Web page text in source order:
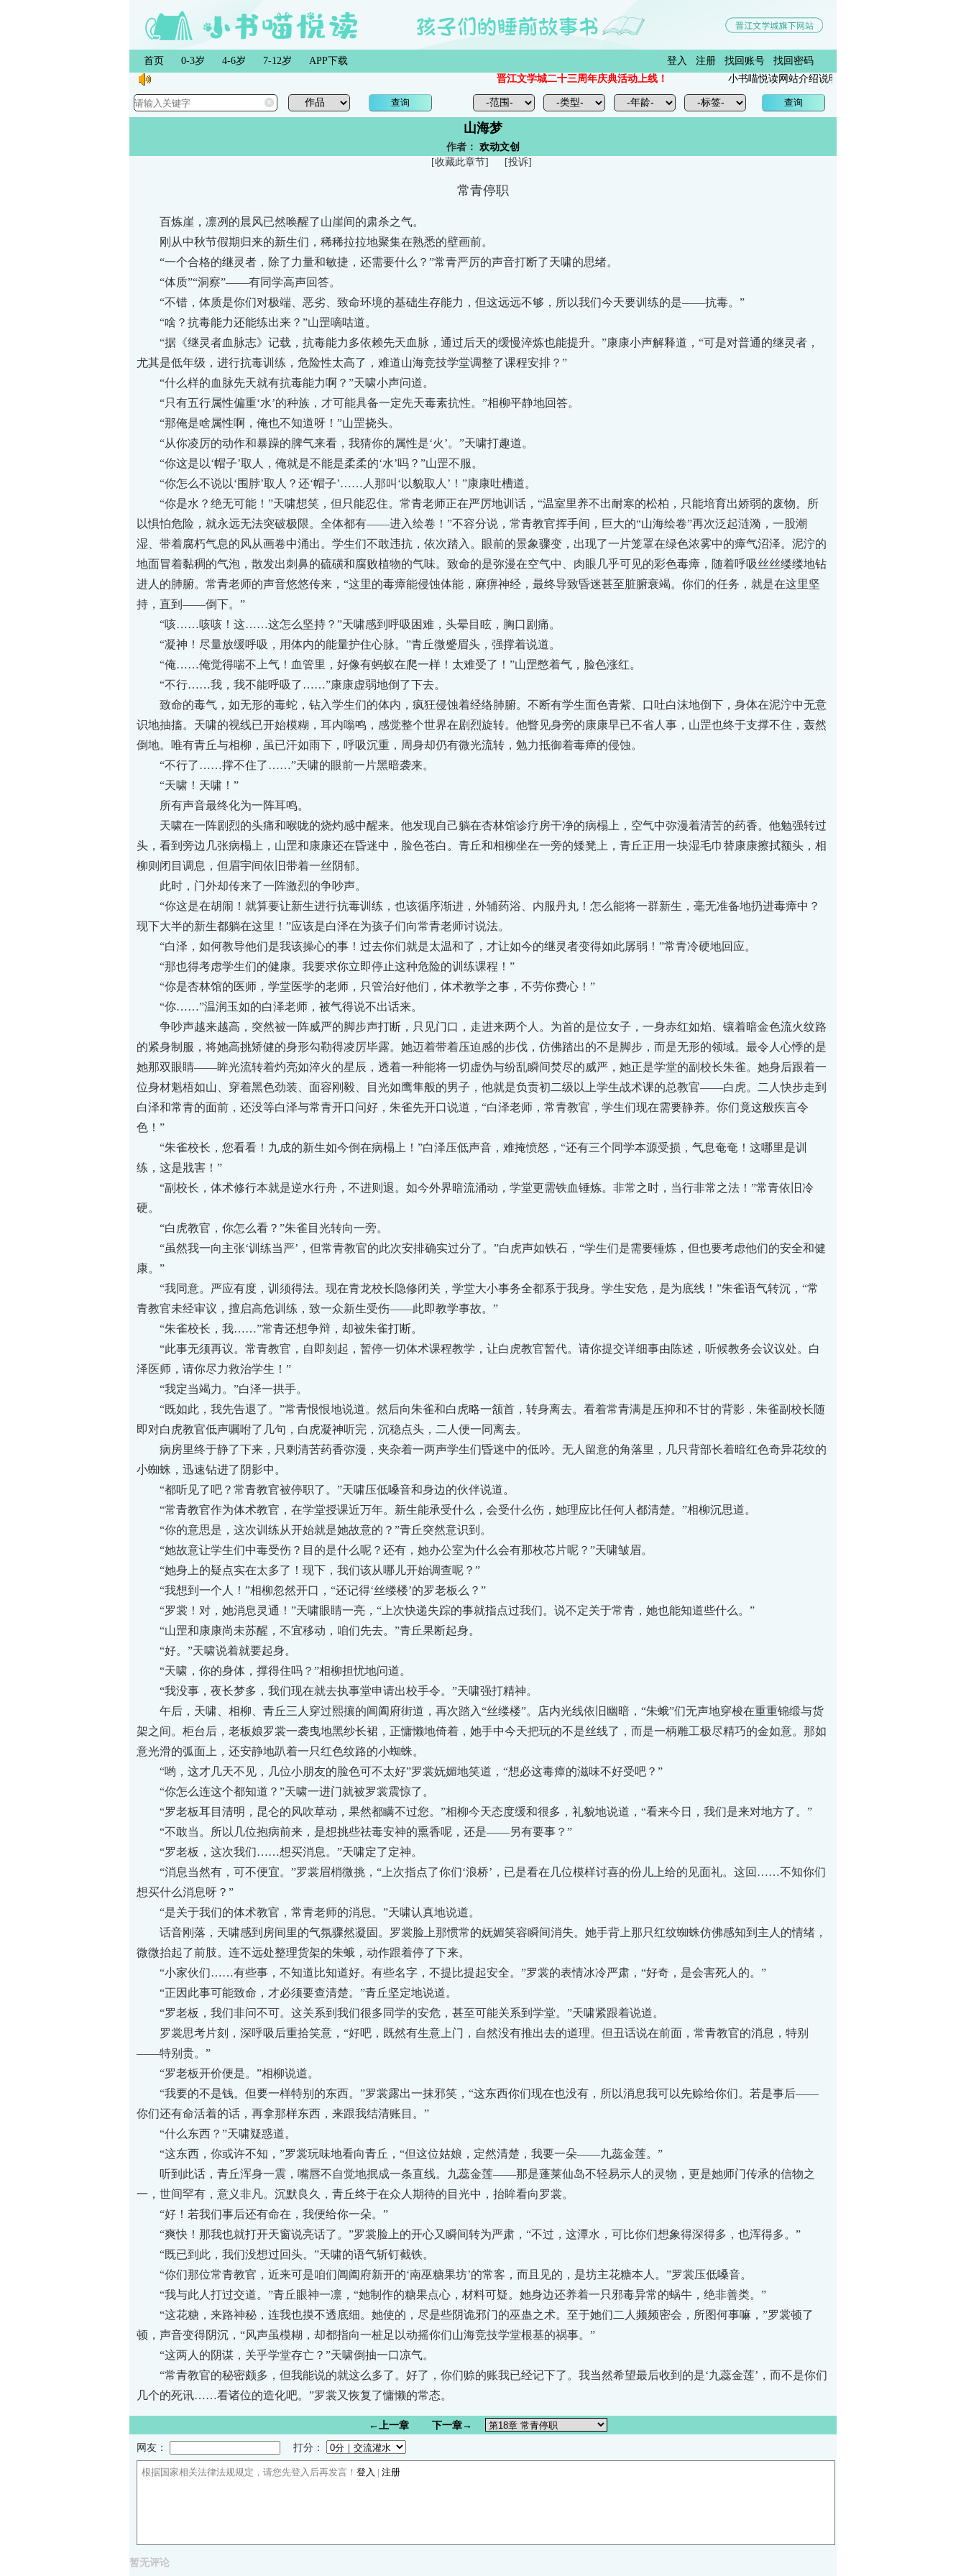
首页 0-3岁 4-6岁 7-12岁 APP下载 登入 注册 找回账号
找回密码
晋江文学城二十三周年庆典活动上线！
小书喵悦读网站介绍说明
山海梦
作者： 欢动文创
[收藏此章节] [投诉]
常青停职
百炼崖，凛冽的晨风已然唤醒了山崖间的肃杀之气。
刚从中秋节假期归来的新生们，稀稀拉拉地聚集在熟悉的壁画前。
“一个合格的继灵者，除了力量和敏捷，还需要什么？”常青严厉的声音打断了天啸的思绪。
“体质”“洞察”——有同学高声回答。
“不错，体质是你们对极端、恶劣、致命环境的基础生存能力，但这远远不够，所以我们今天要训练的是——抗毒。”
“啥？抗毒能力还能练出来？”山罡嘀咕道。
“据《继灵者血脉志》记载，抗毒能力多依赖先天血脉，通过后天的缓慢淬炼也能提升。”康康小声解释道，“可是对普通的继灵者，
尤其是低年级，进行抗毒训练，危险性太高了，难道山海竞技学堂调整了课程安排？”
“什么样的血脉先天就有抗毒能力啊？”天啸小声问道。
“只有五行属性偏重‘水’的种族，才可能具备一定先天毒素抗性。”相柳平静地回答。
“那俺是啥属性啊，俺也不知道呀！”山罡挠头。
“从你凌厉的动作和暴躁的脾气来看，我猜你的属性是‘火’。”天啸打趣道。
“你这是以‘帽子’取人，俺就是不能是柔柔的‘水’吗？”山罡不服。
“你怎么不说以‘围脖’取人？还‘帽子’……人那叫‘以貌取人’！”康康吐槽道。
“你是水？绝无可能！”天啸想笑，但只能忍住。常青老师正在严厉地训话，“温室里养不出耐寒的松柏，只能培育出娇弱的废物。所
以惧怕危险，就永远无法突破极限。全体都有——进入绘卷！”不容分说，常青教官挥手间，巨大的“山海绘卷”再次泛起涟漪，一股潮
湿、带着腐朽气息的风从画卷中涌出。学生们不敢违抗，依次踏入。眼前的景象骤变，出现了一片笼罩在绿色浓雾中的瘴气沼泽。泥泞的
地面冒着黏稠的气泡，散发出刺鼻的硫磺和腐败植物的气味。致命的是弥漫在空气中、肉眼几乎可见的彩色毒瘴，随着呼吸丝丝缕缕地钻
进人的肺腑。常青老师的声音悠悠传来，“这里的毒瘴能侵蚀体能，麻痹神经，最终导致昏迷甚至脏腑衰竭。你们的任务，就是在这里坚
持，直到——倒下。”
“咳……咳咳！这……这怎么坚持？”天啸感到呼吸困难，头晕目眩，胸口剧痛。
“凝神！尽量放缓呼吸，用体内的能量护住心脉。”青丘微蹙眉头，强撑着说道。
“俺……俺觉得喘不上气！血管里，好像有蚂蚁在爬一样！太难受了！”山罡憋着气，脸色涨红。
“不行……我，我不能呼吸了……”康康虚弱地倒了下去。
致命的毒气，如无形的毒蛇，钻入学生们的体内，疯狂侵蚀着经络肺腑。不断有学生面色青紫、口吐白沫地倒下，身体在泥泞中无意
识地抽搐。天啸的视线已开始模糊，耳内嗡鸣，感觉整个世界在剧烈旋转。他瞥见身旁的康康早已不省人事，山罡也终于支撑不住，轰然
倒地。唯有青丘与相柳，虽已汗如雨下，呼吸沉重，周身却仍有微光流转，勉力抵御着毒瘴的侵蚀。
“不行了……撑不住了……”天啸的眼前一片黑暗袭来。
“天啸！天啸！”
所有声音最终化为一阵耳鸣。
天啸在一阵剧烈的头痛和喉咙的烧灼感中醒来。他发现自己躺在杏林馆诊疗房干净的病榻上，空气中弥漫着清苦的药香。他勉强转过
头，看到旁边几张病榻上，山罡和康康还在昏迷中，脸色苍白。青丘和相柳坐在一旁的矮凳上，青丘正用一块湿毛巾替康康擦拭额头，相
柳则闭目调息，但眉宇间依旧带着一丝阴郁。
此时，门外却传来了一阵激烈的争吵声。
“你这是在胡闹！就算要让新生进行抗毒训练，也该循序渐进，外辅药浴、内服丹丸！怎么能将一群新生，毫无准备地扔进毒瘴中？
现下大半的新生都躺在这里！”应该是白泽在为孩子们向常青老师讨说法。
“白泽，如何教导他们是我该操心的事！过去你们就是太温和了，才让如今的继灵者变得如此孱弱！”常青冷硬地回应。
“那也得考虑学生们的健康。我要求你立即停止这种危险的训练课程！”
“你是杏林馆的医师，学堂医学的老师，只管治好他们，体术教学之事，不劳你费心！”
“你……”温润玉如的白泽老师，被气得说不出话来。
争吵声越来越高，突然被一阵威严的脚步声打断，只见门口，走进来两个人。为首的是位女子，一身赤红如焰、镶着暗金色流火纹路
的紧身制服，将她高挑矫健的身形勾勒得凌厉毕露。她迈着带着压迫感的步伐，仿佛踏出的不是脚步，而是无形的领域。最令人心悸的是
她那双眼睛——眸光流转着灼亮如淬火的星辰，透着一种能将一切虚伪与纷乱瞬间焚尽的威严，她正是学堂的副校长朱雀。她身后跟着一
位身材魁梧如山、穿着黑色劲装、面容刚毅、目光如鹰隼般的男子，他就是负责初二级以上学生战术课的总教官——白虎。二人快步走到
白泽和常青的面前，还没等白泽与常青开口问好，朱雀先开口说道，“白泽老师，常青教官，学生们现在需要静养。你们竟这般疾言令
色！”
“朱雀校长，您看看！九成的新生如今倒在病榻上！”白泽压低声音，难掩愤怒，“还有三个同学本源受损，气息奄奄！这哪里是训
练，这是戕害！”
“副校长，体术修行本就是逆水行舟，不进则退。如今外界暗流涌动，学堂更需铁血锤炼。非常之时，当行非常之法！”常青依旧冷
硬。
“白虎教官，你怎么看？”朱雀目光转向一旁。
“虽然我一向主张‘训练当严’，但常青教官的此次安排确实过分了。”白虎声如铁石，“学生们是需要锤炼，但也要考虑他们的安全和健
康。”
“我同意。严应有度，训须得法。现在青龙校长隐修闭关，学堂大小事务全都系于我身。学生安危，是为底线！”朱雀语气转沉，“常
青教官未经审议，擅启高危训练，致一众新生受伤——此即教学事故。”
“朱雀校长，我……”常青还想争辩，却被朱雀打断。
“此事无须再议。常青教官，自即刻起，暂停一切体术课程教学，让白虎教官暂代。请你提交详细事由陈述，听候教务会议议处。白
泽医师，请你尽力救治学生！”
“我定当竭力。”白泽一拱手。
“既如此，我先告退了。”常青恨恨地说道。然后向朱雀和白虎略一颔首，转身离去。看着常青满是压抑和不甘的背影，朱雀副校长随
即对白虎教官低声嘱咐了几句，白虎凝神听完，沉稳点头，二人便一同离去。
病房里终于静了下来，只剩清苦药香弥漫，夹杂着一两声学生们昏迷中的低吟。无人留意的角落里，几只背部长着暗红色奇异花纹的
小蜘蛛，迅速钻进了阴影中。
“都听见了吧？常青教官被停职了。”天啸压低嗓音和身边的伙伴说道。
“常青教官作为体术教官，在学堂授课近万年。新生能承受什么，会受什么伤，她理应比任何人都清楚。”相柳沉思道。
“你的意思是，这次训练从开始就是她故意的？”青丘突然意识到。
“她故意让学生们中毒受伤？目的是什么呢？还有，她办公室为什么会有那枚芯片呢？”天啸皱眉。
“她身上的疑点实在太多了！现下，我们该从哪儿开始调查呢？”
“我想到一个人！”相柳忽然开口，“还记得‘丝缕楼’的罗老板么？”
“罗裳！对，她消息灵通！”天啸眼睛一亮，“上次快递失踪的事就指点过我们。说不定关于常青，她也能知道些什么。”
“山罡和康康尚未苏醒，不宜移动，咱们先去。”青丘果断起身。
“好。”天啸说着就要起身。
“天啸，你的身体，撑得住吗？”相柳担忧地问道。
“我没事，夜长梦多，我们现在就去执事堂申请出校手令。”天啸强打精神。
午后，天啸、相柳、青丘三人穿过熙攘的阊阖府街道，再次踏入“丝缕楼”。店内光线依旧幽暗，“朱蛾”们无声地穿梭在重重锦缎与货
架之间。柜台后，老板娘罗裳一袭曳地黑纱长裙，正慵懒地倚着，她手中今天把玩的不是丝线了，而是一柄雕工极尽精巧的金如意。那如
意光滑的弧面上，还安静地趴着一只红色纹路的小蜘蛛。
“哟，这才几天不见，几位小朋友的脸色可不太好”罗裳妩媚地笑道，“想必这毒瘴的滋味不好受吧？”
“你怎么连这个都知道？”天啸一进门就被罗裳震惊了。
“罗老板耳目清明，昆仑的风吹草动，果然都瞒不过您。”相柳今天态度缓和很多，礼貌地说道，“看来今日，我们是来对地方了。”
“不敢当。所以几位抱病前来，是想挑些祛毒安神的熏香呢，还是——另有要事？”
“罗老板，这次我们……想买消息。”天啸定了定神。
“消息当然有，可不便宜。”罗裳眉梢微挑，“上次指点了你们‘浪桥’，已是看在几位模样讨喜的份儿上给的见面礼。这回……不知你们
想买什么消息呀？”
“是关于我们的体术教官，常青老师的消息。”天啸认真地说道。
话音刚落，天啸感到房间里的气氛骤然凝固。罗裳脸上那惯常的妩媚笑容瞬间消失。她手背上那只红纹蜘蛛仿佛感知到主人的情绪，
微微抬起了前肢。连不远处整理货架的朱蛾，动作跟着停了下来。
“小家伙们……有些事，不知道比知道好。有些名字，不提比提起安全。”罗裳的表情冰冷严肃，“好奇，是会害死人的。”
“正因此事可能致命，才必须要查清楚。”青丘坚定地说道。
“罗老板，我们非问不可。这关系到我们很多同学的安危，甚至可能关系到学堂。”天啸紧跟着说道。
罗裳思考片刻，深呼吸后重拾笑意，“好吧，既然有生意上门，自然没有推出去的道理。但丑话说在前面，常青教官的消息，特别
——特别贵。”
“罗老板开价便是。”相柳说道。
“我要的不是钱。但要一样特别的东西。”罗裳露出一抹邪笑，“这东西你们现在也没有，所以消息我可以先赊给你们。若是事后——
你们还有命活着的话，再拿那样东西，来跟我结清账目。”
“什么东西？”天啸疑惑道。
“这东西，你或许不知，”罗裳玩味地看向青丘，“但这位姑娘，定然清楚，我要一朵——九蕊金莲。”
听到此话，青丘浑身一震，嘴唇不自觉地抿成一条直线。九蕊金莲——那是蓬莱仙岛不轻易示人的灵物，更是她师门传承的信物之
一，世间罕有，意义非凡。沉默良久，青丘终于在众人期待的目光中，抬眸看向罗裳。
“好！若我们事后还有命在，我便给你一朵。”
“爽快！那我也就打开天窗说亮话了。”罗裳脸上的开心又瞬间转为严肃，“不过，这潭水，可比你们想象得深得多，也浑得多。”
“既已到此，我们没想过回头。”天啸的语气斩钉截铁。
“你们那位常青教官，近来可是咱们阊阖府新开的‘南巫糖果坊’的常客，而且见的，是坊主花糖本人。”罗裳压低嗓音。
“我与此人打过交道。”青丘眼神一凛，“她制作的糖果点心，材料可疑。她身边还养着一只邪毒异常的蜗牛，绝非善类。”
“这花糖，来路神秘，连我也摸不透底细。她使的，尽是些阴诡邪门的巫蛊之术。至于她们二人频频密会，所图何事嘛，”罗裳顿了
顿，声音变得阴沉，“风声虽模糊，却都指向一桩足以动摇你们山海竞技学堂根基的祸事。”
“这两人的阴谋，关乎学堂存亡？”天啸倒抽一口凉气。
“常青教官的秘密颇多，但我能说的就这么多了。好了，你们赊的账我已经记下了。我当然希望最后收到的是‘九蕊金莲’，而不是你们
几个的死讯……看诸位的造化吧。”罗裳又恢复了慵懒的常态。
←上一章 下一章→
网友： 打分：
根据国家相关法律法规规定，请您先登入后再发言！ 登入 | 注册
暂无评论